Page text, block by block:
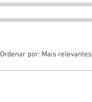
Ordenar por: Mais relevantes